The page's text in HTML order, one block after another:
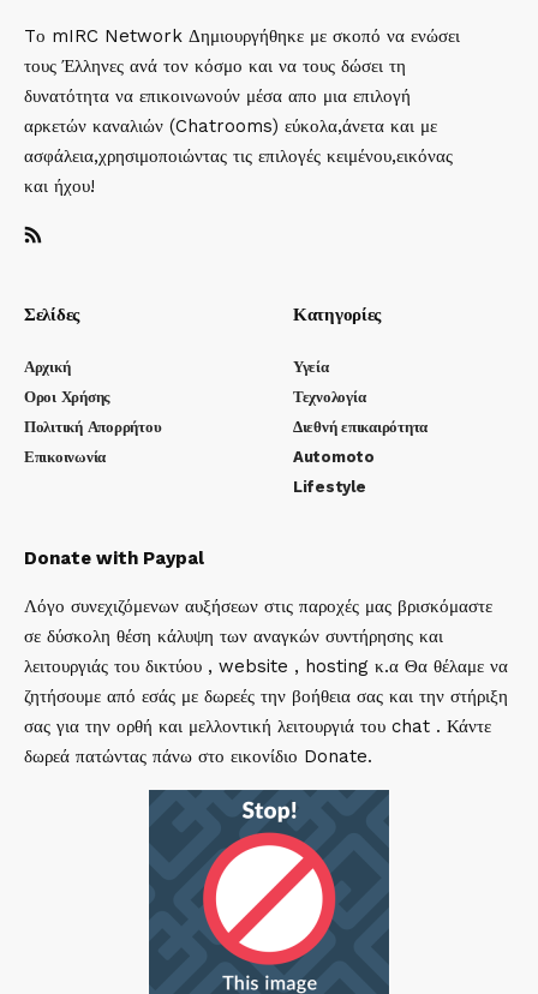
Tο mIRC Network Δημιουργήθηκε με σκοπό να ενώσει
τους Έλληνες ανά τον κόσμο και να τους δώσει τη
δυνατότητα να επικοινωνούν μέσα απο μια επιλογή
αρκετών καναλιών (Chatrooms) εύκολα,άνετα και με
ασφάλεια,χρησιμοποιώντας τις επιλογές κειμένου,εικόνας
και ήχου!
Σελίδες
Αρχική
Οροι Χρήσης
Πολιτική Απορρήτου
Επικοινωνία
Κατηγορίες
Υγεία
Τεχνολογία
Διεθνή επικαιρότητα
Automoto
Lifestyle
Donate with Paypal
Λόγο συνεχιζόμενων αυξήσεων στις παροχές μας βρισκόμαστε
σε δύσκολη θέση κάλυψη των αναγκών συντήρησης και
λειτουργιάς του δικτύου , website , hosting κ.α Θα θέλαμε να
ζητήσουμε από εσάς με δωρεές την βοήθεια σας και την στήριξη
σας για την ορθή και μελλοντική λειτουργιά του chat . Κάντε
δωρεά πατώντας πάνω στο εικονίδιο Donate.